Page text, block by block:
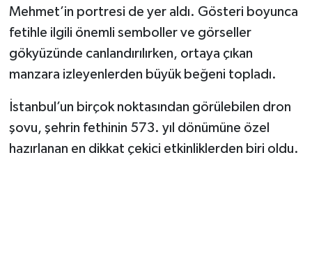
Mehmet’in portresi de yer aldı. Gösteri boyunca
fetihle ilgili önemli semboller ve görseller
gökyüzünde canlandırılırken, ortaya çıkan
manzara izleyenlerden büyük beğeni topladı.
İstanbul’un birçok noktasından görülebilen dron
şovu, şehrin fethinin 573. yıl dönümüne özel
hazırlanan en dikkat çekici etkinliklerden biri oldu.